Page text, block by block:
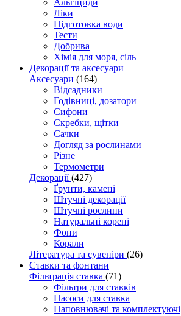
Альгіциди
Ліки
Підготовка води
Тести
Добрива
Хімія для моря, сіль
Декорації та аксесуари
Аксесуари (164)
Відсадники
Годівниці, дозатори
Сифони
Скребки, щітки
Сачки
Догляд за рослинами
Різне
Термометри
Декорації(427)
Ґрунти, камені
Штучні декорації
Штучні рослини
Натуральні корені
Фони
Корали
Література та сувеніри (26)
Ставки та фонтани
Фільтрація ставка (71)
Фільтри для ставків
Насоси для ставка
Наповнювачі та комплектуючі